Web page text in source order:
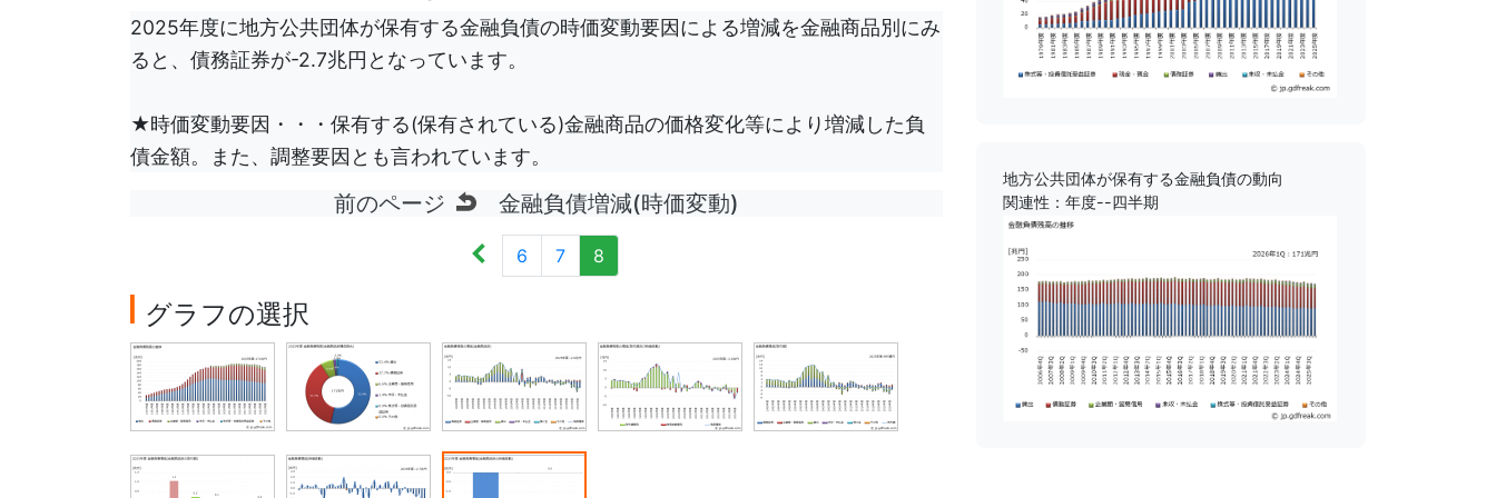
2025年度に地方公共団体が保有する金融負債の時価変動要因による増減を金融商品別にみ
ると、債務証券が-2.7兆円となっています。
★時価変動要因・・・保有する(保有されている)金融商品の価格変化等により増減した負
債金額。また、調整要因とも言われています。
前のページ 金融負債増減(時価変動)
6 7 8
グラフの選択
地方公共団体が保有する金融負債の動向
関連性：年度--四半期